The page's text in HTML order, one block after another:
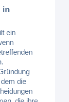
in
ein
die